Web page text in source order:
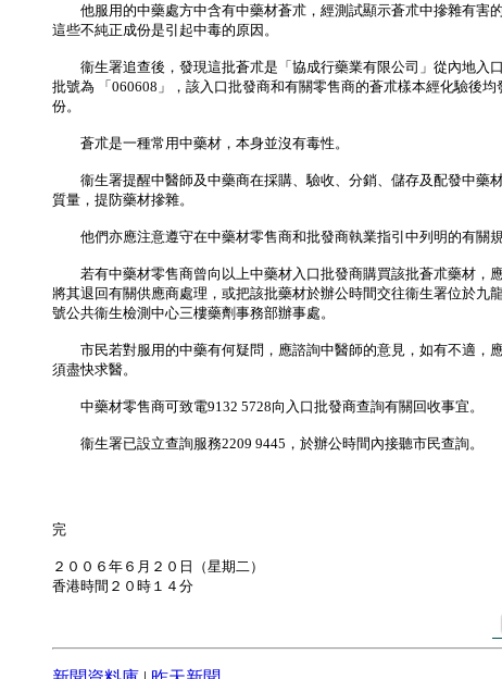
他服用的中藥處方中含有中藥材蒼朮，經測試顯示蒼朮中摻雜有害
這些不純正成份是引起中毒的原因。
衞生署追查後，發現這批蒼朮是「協成行藥業有限公司」從內地入
批號為 「060608」，該入口批發商和有關零售商的蒼朮樣本經化驗後均
份。
蒼朮是一種常用中藥材，本身並沒有毒性。
衞生署提醒中醫師及中藥商在採購、驗收、分銷、儲存及配發中藥
質量，提防藥材摻雜。
他們亦應注意遵守在中藥材零售商和批發商執業指引中列明的有關規
若有中藥材零售商曾向以上中藥材入口批發商購買該批蒼朮藥材，
將其退回有關供應商處理，或把該批藥材於辦公時間交往衞生署位於九
號公共衞生檢測中心三樓藥劑事務部辦事處。
市民若對服用的中藥有何疑問，應諮詢中醫師的意見，如有不適，
須盡快求醫。
中藥材零售商可致電9132 5728向入口批發商查詢有關回收事宜。
衞生署已設立查詢服務2209 9445，於辦公時間內接聽市民查詢。
完
２００６年６月２０日（星期二）
香港時間２０時１４分